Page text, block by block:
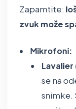
Zapamtite:
zvuk može
Mikrofoni:
se na
snimke.